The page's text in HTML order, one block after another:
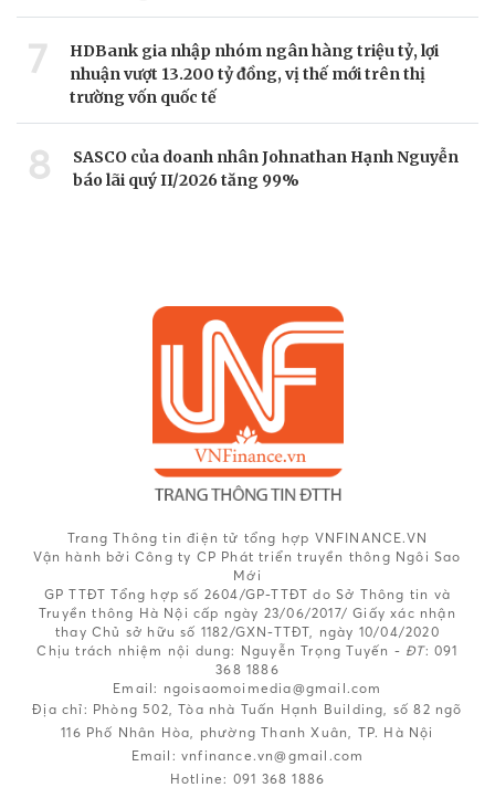
7
HDBank gia nhập nhóm ngân hàng triệu tỷ, lợi
nhuận vượt 13.200 tỷ đồng, vị thế mới trên thị
trường vốn quốc tế
8
SASCO của doanh nhân Johnathan Hạnh Nguyễn
báo lãi quý II/2026 tăng 99%
Trang Thông tin điện tử tổng hợp VNFINANCE.VN
Vận hành bởi Công ty CP Phát triển truyền thông Ngôi Sao
Mới
GP TTĐT Tổng hợp số 2604/GP-TTĐT do Sở Thông tin và
Truyền thông Hà Nội cấp ngày 23/06/2017/ Giấy xác nhận
thay Chủ sở hữu số 1182/GXN-TTĐT, ngày 10/04/2020
Chịu trách nhiệm nội dung: Nguyễn Trọng Tuyến - ĐT: 091
368 1886
Email: ngoisaomoimedia@gmail.com
Địa chỉ: Phòng 502, Tòa nhà Tuấn Hạnh Building, số 82 ngõ
116 Phố Nhân Hòa, phường Thanh Xuân, TP. Hà Nội
Email: vnfinance.vn@gmail.com
Hotline: 091 368 1886